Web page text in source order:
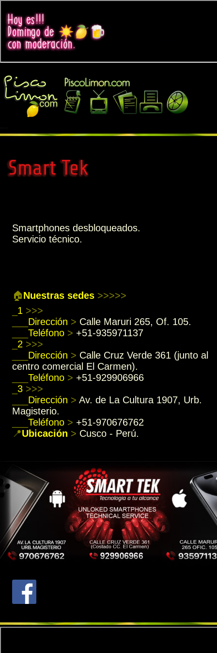
Smartphones desbloqueados.
Servicio técnico.
🏠Nuestras sedes >>>>>
1 >>>
Dirección > Calle Maruri 265, Of. 105.
Teléfono > +51-935971137
2 >>>
Dirección > Calle Cruz Verde 361 (junto al
centro comercial El Carmen).
Teléfono > +51-929906966
3 >>>
Dirección > Av. de La Cultura 1907, Urb.
Magisterio.
Teléfono > +51-970676762
📍Ubicación > Cusco - Perú.